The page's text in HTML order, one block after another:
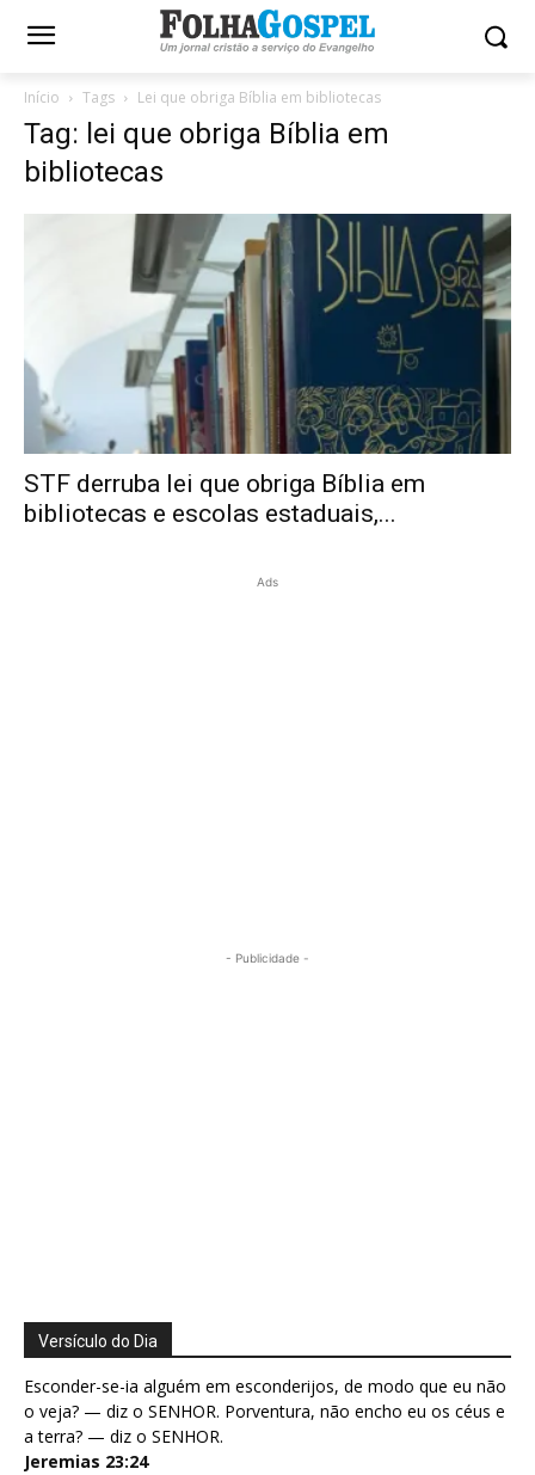
Início Tags Lei que obriga Bíblia em bibliotecas
Tag: lei que obriga Bíblia em
bibliotecas
STF derruba lei que obriga Bíblia em
bibliotecas e escolas estaduais,...
Ads
- Publicidade -
Versículo do Dia
Esconder-se-ia alguém em esconderijos, de modo que eu não
o veja? — diz o SENHOR. Porventura, não encho eu os céus e
a terra? — diz o SENHOR.
Jeremias 23:24